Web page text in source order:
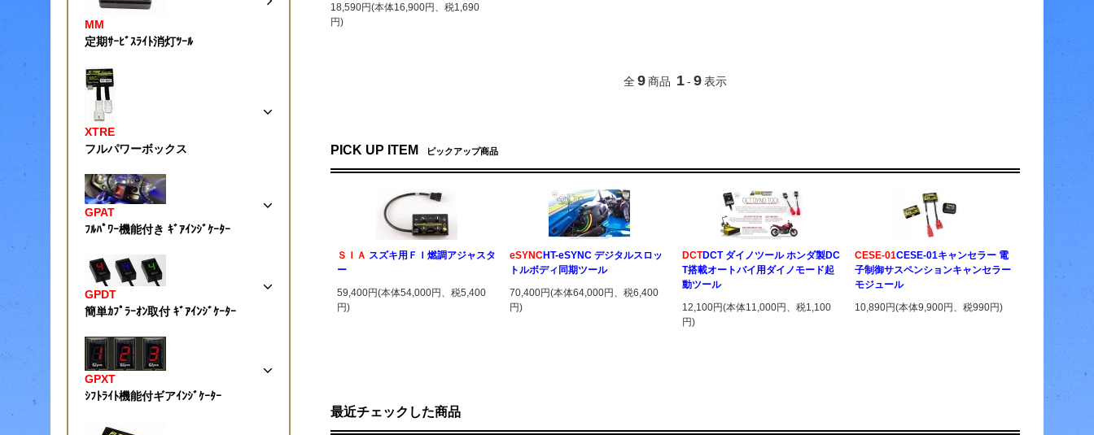
18,590円(本体16,900円、税1,690
円)
全9商品 1- 9表示
PICK UP ITEM ピックアップ商品
ＳＩＡ スズキ用ＦＩ燃調アジャスタ
ー
59,400円(本体54,000円、税5,400
円)
eSYNCHT-eSYNC デジタルスロッ
トルボディ同期ツール
70,400円(本体64,000円、税6,400
円)
DCTDCT ダイノツール ホンダ製DC
T搭載オートバイ用ダイノモード起
動ツール
12,100円(本体11,000円、税1,100
円)
CESE-01CESE-01キャンセラー 電
子制御サスペンションキャンセラー
モジュール
10,890円(本体9,900円、税990円)
最近チェックした商品
MM
定期ｻｰﾋﾞｽﾗｲﾄ消灯ﾂｰﾙ
XTRE
フルパワーボックス
GPAT
ﾌﾙﾊﾟﾜｰ機能付き ｷﾞｱｲﾝｼﾞｹｰﾀｰ
GPDT
簡単ｶﾌﾟﾗｰｵﾝ取付 ｷﾞｱｲﾝｼﾞｹｰﾀｰ
GPXT
ｼﾌﾄﾗｲﾄ機能付ギアｲﾝｼﾞｹｰﾀｰ